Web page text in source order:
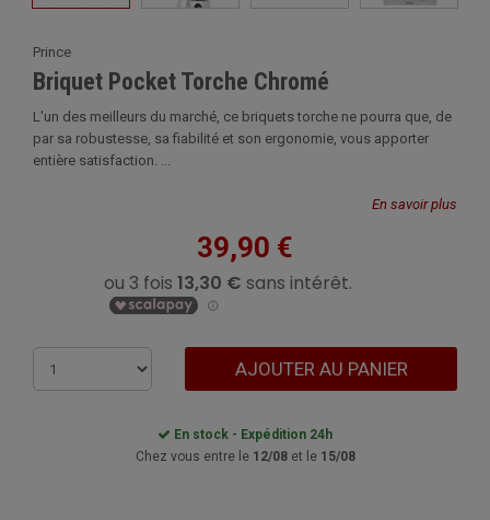
Prince
Briquet Pocket Torche Chromé
L'un des meilleurs du marché, ce briquets torche ne pourra que, de
par sa robustesse, sa fiabilité et son ergonomie, vous apporter
entière satisfaction. ...
En savoir plus
39,90 €
AJOUTER AU PANIER
En stock - Expédition 24h
Chez vous entre le 12/08et le 15/08